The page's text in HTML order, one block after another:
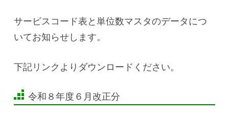
サービスコード表と単位数マスタのデータにつ
いてお知らせします。
下記リンクよりダウンロードください。
令和８年度６月改正分